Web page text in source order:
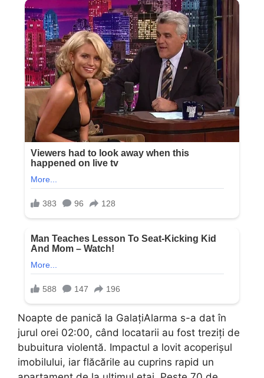
Noapte de panică la GalațiAlarma s-a dat în
jurul orei 02:00, când locatarii au fost treziți de
bubuitura violentă. Impactul a lovit acoperișul
imobilului, iar flăcările au cuprins rapid un